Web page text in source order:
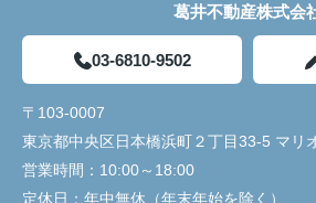
葛井不動産株式会
03-6810-9502
〒103-0007
東京都中央区日本橋浜町２丁目33-5 マリ
営業時間： 10:00～18:00
定休日： 年中無休（年末年始を除く）